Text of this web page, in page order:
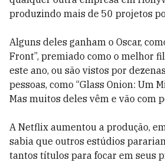
produzindo mais de 50 projetos
Alguns deles ganham o Oscar,
Front”, premiado como o melhor
este ano, ou são vistos por
pessoas, como “Glass Onion: Um
Mas muitos deles vêm e vão com
A Netflix aumentou a produção,
sabia que outros estúdios
tantos títulos para focar em seus